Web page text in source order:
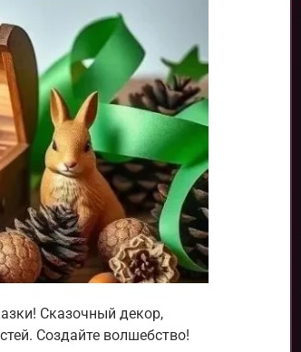
Сказочный декор,
Создайте волшебство!